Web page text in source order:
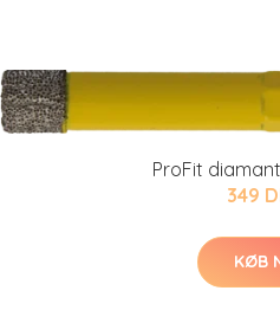
ProFit
349
KØB